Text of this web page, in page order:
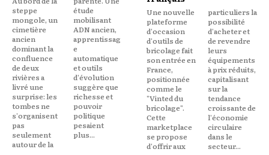
steppe
mongole, un
cimetière
ancien
dominant la
confluence
de deux
rivières a
livré une
surprise: les
tombes ne
s'organisent
pas
seulement
autour de la
étude
mobilisant
ADN ancien,
apprentissag
e
automatique
et outils
d'évolution
suggère que
richesse et
pouvoir
politique
pesaient
plus...
Une nouvelle
plateforme
d'occasion
d'outils de
bricolage fait
son entrée en
France,
positionnée
comme le
"Vinted du
bricolage".
Cette
marketplace
se propose
d'offrir aux
particuliers la
possibilité
d'acheter et
de revendre
leurs
équipements
à prix réduits,
capitalisant
sur la
tendance
croissante de
l'économie
circulaire
dans le
secteur...